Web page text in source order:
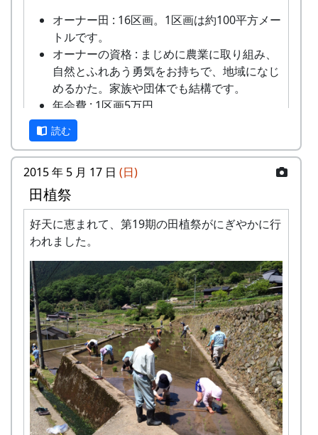
稲木にかけて天日乾燥 (2017-09-24 11:36:26)
第23期 (2019年度) 岩座神棚田オーナー
年間スケジュール
日時
行事
4 月 14 日 (日)
対面式・オリエンテーリング
5 月 12 日 (日)
田植祭
6 月 9 日 (日)
除草・肥料撒き
7 月 28 日 (日)
案山子祭
9 月 22 日 (日)
稲刈り
米づくりをするために田んぼに入る権利であ
り、土地の貸し借りは存在しません。
作業の日程は、基本的に日曜日です。
日帰りの作業ですが、宿泊を希望される方は
紹介します（多可町宿泊施設の利用券によ
り、安く利用できます）。
自分の区画に名札とかかしを立てていただき
ます。
基本的には減農薬で栽培しますが、必要と認
めた場合には、農家の判断で農薬を使用しま
す。ご了承ください。
稲刈りは、適期刈り取りが必要となりますの
で、刈り取り日に参加できないオーナー田は
他のオーナーに刈り取っていただくことにな
ります。
米づくりを楽しむだけでなく、岩座神の美し
い景観をみんなで一緒になって守っていくこ
とに積極的にご協力いただきます。
採れたお米の量を問題にするのではなく、米
づくりとイベント参加を楽しみ、農村との交
流を深めていただくための事業です。お間違
えのないようお願いします。
オーナー田 : 16区画。1区画は約100平方メー
トルです。
オーナーの資格 : まじめに農業に取り組み、
自然とふれあう勇気をお持ちで、地域になじ
めるかた。家族や団体でも結構です。
年会費 : 1区画5万円。
第18期棚田オーナー対面式 (2014-04-13 12:03:51)
岩座神棚田オーナーの特典
一から十までプロの指導を受け、減農薬栽培
の米づくりを体験できます。
収穫した米を全部お持ち帰りいただけます。
読む
2015 年 5 月 17 日 (日)
田植祭
好天に恵まれて、第19期の田植祭がにぎやかに行
われました。